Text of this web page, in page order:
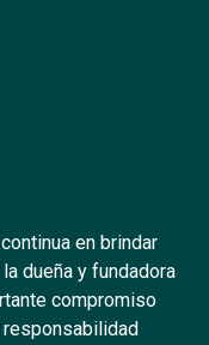
en brindar
dueña y fundadora
compromiso